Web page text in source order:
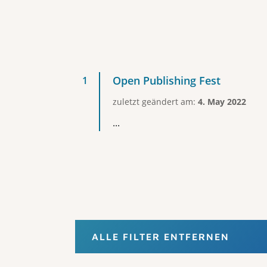
Open Publishing Fest
zuletzt geändert am: 4. May 2022
...
ALLE FILTER ENTFERNEN